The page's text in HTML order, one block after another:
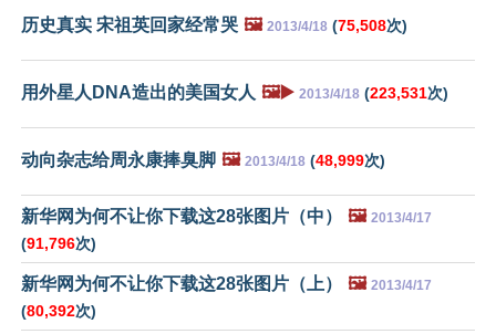
历史真实 宋祖英回家经常哭 🖼️ 2013/4/18 (75,508次)
用外星人DNA造出的美国女人 🖼️▶️ 2013/4/18 (223,531次)
动向杂志给周永康捧臭脚 🖼️ 2013/4/18 (48,999次)
新华网为何不让你下载这28张图片（中） 🖼️ 2013/4/17
(91,796次)
新华网为何不让你下载这28张图片（上） 🖼️ 2013/4/17
(80,392次)